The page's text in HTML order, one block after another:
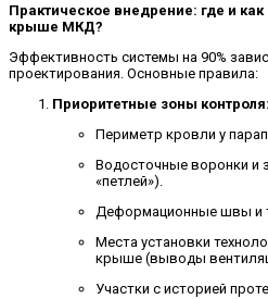
Практическое внедрение: где и
крыше МКД?
Эффективность системы на 90%
проектирования. Основные правила:
Приоритетные зоны контроля:
Периметр кровли у
Водосточные воронки и
«петлей»).
Деформационные швы и
Места установки
крыше (выводы
Участки с историей